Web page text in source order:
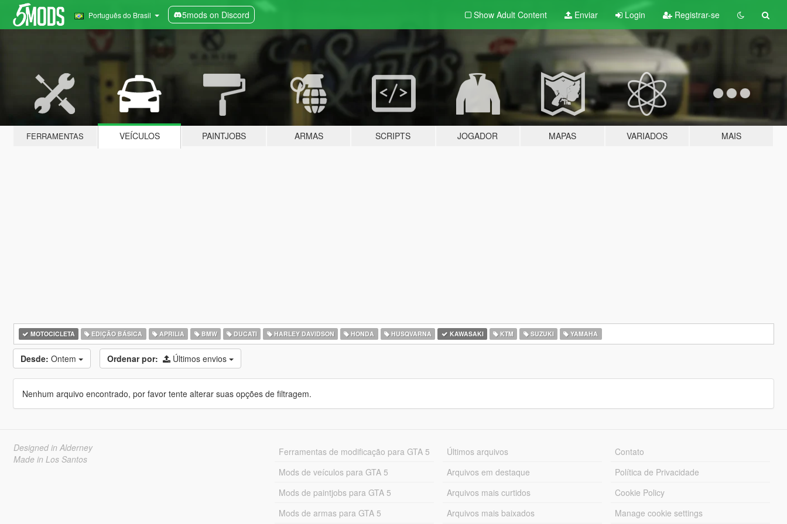
Português do Brasil 5mods on Discord Show Adult Content Enviar Login Registrar-se
FERRAMENTAS VEÍCULOS PAINTJOBS ARMAS SCRIPTS JOGADOR MAPAS VARIADOS MAIS
MOTOCICLETA EDIÇÃO BÁSICA APRILIA BMW DUCATI HARLEY DAVIDSON HONDA HUSQVARNA KAWASAKI KTM SUZUKI YAMAHA
Desde: Ontem Ordenar por: Últimos envios
Nenhum arquivo encontrado, por favor tente alterar suas opções de filtragem.
Designed in Alderney
Made in Los Santos
Ferramentas de modificação para GTA 5
Mods de veículos para GTA 5
Mods de paintjobs para GTA 5
Mods de armas para GTA 5
Últimos arquivos
Arquivos em destaque
Arquivos mais curtidos
Arquivos mais baixados
Contato
Política de Privacidade
Cookie Policy
Manage cookie settings